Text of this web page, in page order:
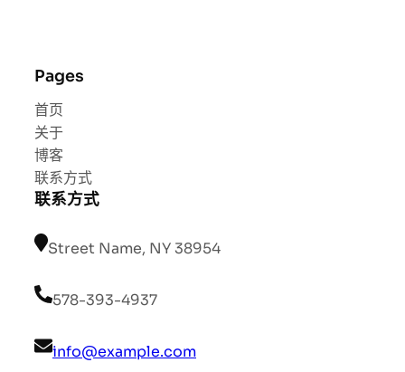
Pages
首页
关于
博客
联系方式
联系方式
Street Name, NY 38954
578-393-4937
info@example.com